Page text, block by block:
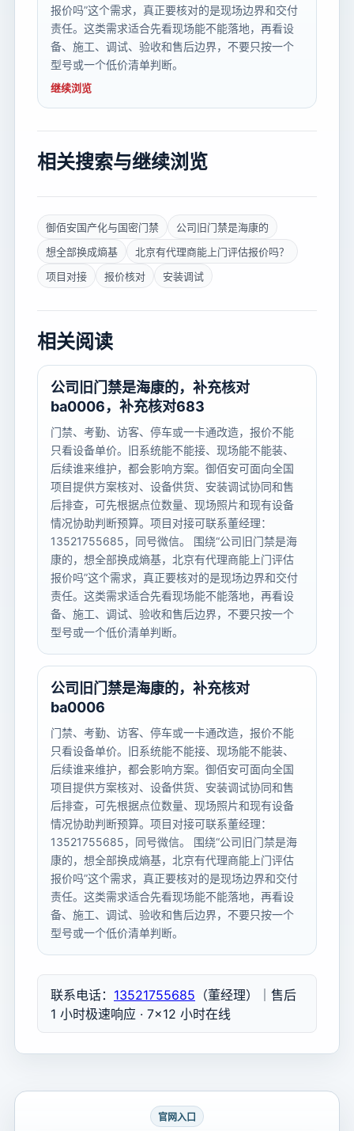
报价吗”这个需求，真正要核对的是现场边界和交付
责任。这类需求适合先看现场能不能落地，再看设
备、施工、调试、验收和售后边界，不要只按一个
型号或一个低价清单判断。
继续浏览
相关搜索与继续浏览
御佰安国产化与国密门禁
公司旧门禁是海康的
想全部换成熵基
北京有代理商能上门评估报价吗？
项目对接
报价核对 安装调试
相关阅读
公司旧门禁是海康的，补充核对
ba0006，补充核对683
门禁、考勤、访客、停车或一卡通改造，报价不能
只看设备单价。旧系统能不能接、现场能不能装、
后续谁来维护，都会影响方案。御佰安可面向全国
项目提供方案核对、设备供货、安装调试协同和售
后排查，可先根据点位数量、现场照片和现有设备
情况协助判断预算。项目对接可联系董经理：
13521755685，同号微信。 围绕“公司旧门禁是海
康的，想全部换成熵基，北京有代理商能上门评估
报价吗”这个需求，真正要核对的是现场边界和交付
责任。这类需求适合先看现场能不能落地，再看设
备、施工、调试、验收和售后边界，不要只按一个
型号或一个低价清单判断。
公司旧门禁是海康的，补充核对
ba0006
门禁、考勤、访客、停车或一卡通改造，报价不能
只看设备单价。旧系统能不能接、现场能不能装、
后续谁来维护，都会影响方案。御佰安可面向全国
项目提供方案核对、设备供货、安装调试协同和售
后排查，可先根据点位数量、现场照片和现有设备
情况协助判断预算。项目对接可联系董经理：
13521755685，同号微信。 围绕“公司旧门禁是海
康的，想全部换成熵基，北京有代理商能上门评估
报价吗”这个需求，真正要核对的是现场边界和交付
责任。这类需求适合先看现场能不能落地，再看设
备、施工、调试、验收和售后边界，不要只按一个
型号或一个低价清单判断。
联系电话： 13521755685 （董经理）｜售后
1 小时极速响应 · 7×12 小时在线
官网入口